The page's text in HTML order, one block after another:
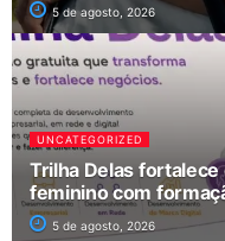
5 de agosto, 2026
UNCATEGORIZED
Trilha Delas
feminino com
5 de agosto, 2026